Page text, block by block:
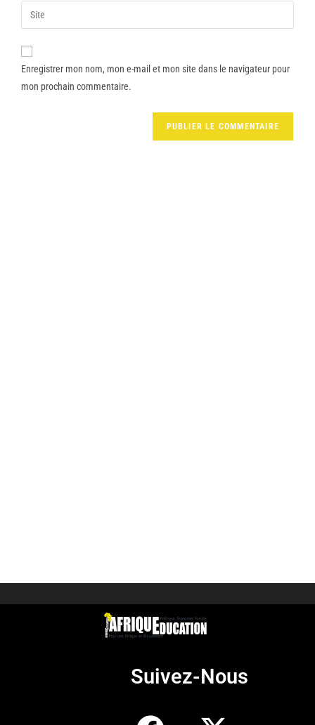
Enregistrer mon nom, mon e-mail et mon site dans le navigateur pour
mon prochain commentaire.
Suivez-Nous